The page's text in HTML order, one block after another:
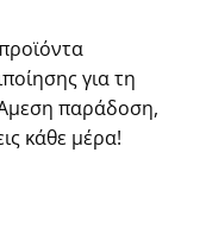
για τη
παράδοση,
κάθε μέρα!